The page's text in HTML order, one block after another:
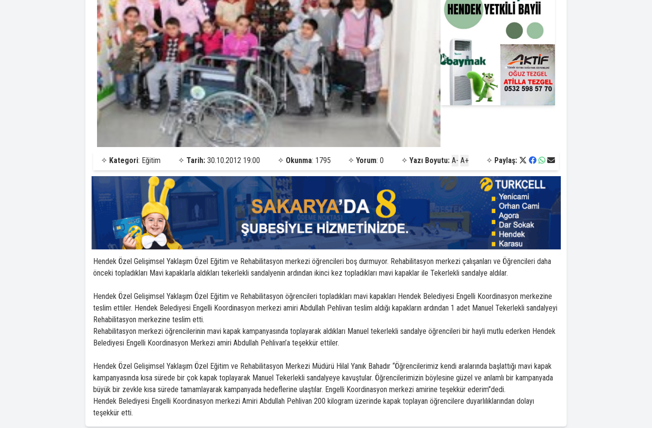
✧ Kategori: Eğitim ✧ Tarih: 30.10.2012 19:00 ✧ Okunma: 1795 ✧Yorum: 0 ✧Yazı Boyutu: A- A+ ✧ Paylaş:
Hendek Özel Gelişimsel Yaklaşım Özel Eğitim ve Rehabilitasyon merkezi öğrencileri boş durmuyor. Rehabilitasyon merkezi çalışanları ve Öğrencileri daha
önceki topladıkları Mavi kapaklarla aldıkları tekerlekli sandalyenin ardından ikinci kez topladıkları mavi kapaklar ile Tekerlekli sandalye aldılar.
Hendek Özel Gelişimsel Yaklaşım Özel Eğitim ve Rehabilitasyon öğrencileri topladıkları mavi kapakları Hendek Belediyesi Engelli Koordinasyon merkezine
teslim ettiler. Hendek Belediyesi Engelli Koordinasyon merkezi amiri Abdullah Pehlivan teslim aldığı kapakların ardından 1 adet Manuel Tekerlekli sandalyeyi
Rehabilitasyon merkezine teslim etti.
Rehabilitasyon merkezi öğrencilerinin mavi kapak kampanyasında toplayarak aldıkları Manuel tekerlekli sandalye öğrencileri bir hayli mutlu ederken Hendek
Belediyesi Engelli Koordinasyon Merkezi amiri Abdullah Pehlivan’a teşekkür ettiler.
Hendek Özel Gelişimsel Yaklaşım Özel Eğitim ve Rehabilitasyon Merkezi Müdürü Hilal Yanık Bahadır “Öğrencilerimiz kendi aralarında başlattığı mavi kapak
kampanyasında kısa sürede bir çok kapak toplayarak Manuel Tekerlekli sandalyeye kavuştular. Öğrencilerimizin böylesine güzel ve anlamlı bir kampanyada
büyük bir zevkle kısa sürede tamamlayarak kampanyada hedeflerine ulaştılar. Engelli Koordinasyon merkezi amirine teşekkür ederim”dedi.
Hendek Belediyesi Engelli Koordinasyon merkezi Amiri Abdullah Pehlivan 200 kilogram üzerinde kapak toplayan öğrencilere duyarlılıklarından dolayı
teşekkür etti.